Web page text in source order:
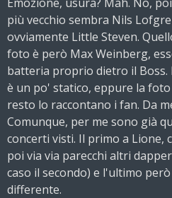
più vecchio sembra Nils
ovviamente Little Steven.
foto è però Max Weinberg,
batteria proprio dietro il Boss.
è un po' statico, eppure la
resto lo raccontano i fan. Da
Comunque, per me sono già
concerti visti. Il primo a Lione,
poi via via parecchi altri
caso il secondo) e l'ultimo
differente.